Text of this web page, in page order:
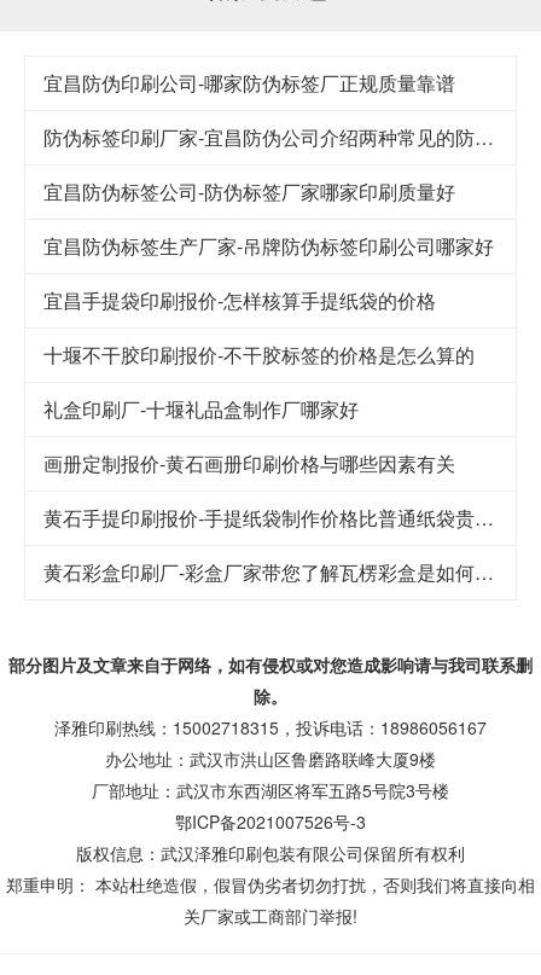
宜昌防伪印刷公司-哪家防伪标签厂正规质量靠谱
防伪标签印刷厂家-宜昌防伪公司介绍两种常见的防伪方法
宜昌防伪标签公司-防伪标签厂家哪家印刷质量好
宜昌防伪标签生产厂家-吊牌防伪标签印刷公司哪家好
宜昌手提袋印刷报价-怎样核算手提纸袋的价格
十堰不干胶印刷报价-不干胶标签的价格是怎么算的
礼盒印刷厂-十堰礼品盒制作厂哪家好
画册定制报价-黄石画册印刷价格与哪些因素有关
黄石手提印刷报价-手提纸袋制作价格比普通纸袋贵的原因
黄石彩盒印刷厂-彩盒厂家带您了解瓦楞彩盒是如何制成的
部分图片及文章来自于网络，如有侵权或对您造成影响请与我司联系删
除。
泽雅印刷热线：15002718315，投诉电话：18986056167
办公地址：武汉市洪山区鲁磨路联峰大厦9楼
厂部地址：武汉市东西湖区将军五路5号院3号楼
鄂ICP备2021007526号-3
版权信息：武汉泽雅印刷包装有限公司保留所有权利
郑重申明： 本站杜绝造假，假冒伪劣者切勿打扰，否则我们将直接向相
关厂家或工商部门举报!